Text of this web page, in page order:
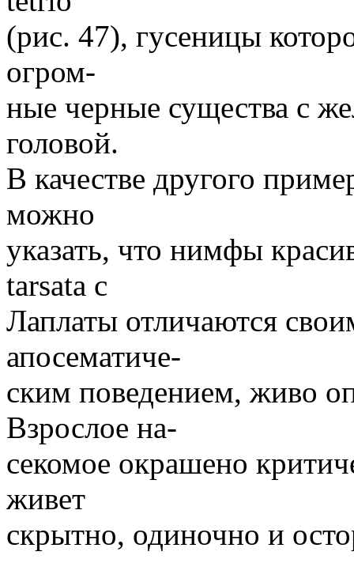
(рис. 47), гусеницы
огром-
ные черные существа с
головой.
В качестве другого
можно
указать, что нимфы
tarsata с
Лаплаты отличаются
апосематиче-
ским поведением, живо
Взрослое на-
секомое окрашено
живет
скрытно, одиночно и